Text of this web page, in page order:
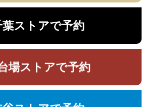
葉ストアで予約
場ストアで予約